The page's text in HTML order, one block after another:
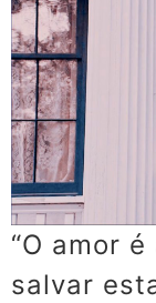
“O amor
salvar